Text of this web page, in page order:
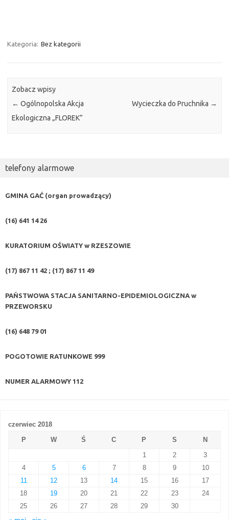
Kategoria: Bez kategorii
Zobacz wpisy
← Ogólnopolska Akcja
Ekologiczna „FLOREK”
Wycieczka do Pruchnika →
telefony alarmowe
GMINA GAĆ (organ prowadzący)
(16) 641 14 26
KURATORIUM OŚWIATY w RZESZOWIE
(17) 867 11 42 ; (17) 867 11 49
PAŃSTWOWA STACJA SANITARNO-EPIDEMIOLOGICZNA w
PRZEWORSKU
(16) 648 79 01
POGOTOWIE RATUNKOWE 999
NUMER ALARMOWY 112
czerwiec 2018
P
W Ś C P S
N
1
2
3
4
5 6 7 8 9
10
11
12 13 14 15 16
17
18
19 20 21 22 23
24
25
26 27 28 29
30